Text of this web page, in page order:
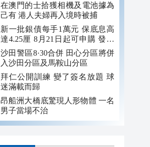
在澳門的士拾獲相機及電池據為
己有 港人夫婦再入境時被捕
新一批銀債每手1萬元 保底息高
達4.25厘 8月21日起可申購 發行
金額最多550億
沙田警區8·30合併 田心分區將併
入沙田分區及馬鞍山分區
拜仁公開訓練 變了簽名放題 球
迷滿載而歸
昂船洲大橋底驚現人形物體 一名
男子當場不治